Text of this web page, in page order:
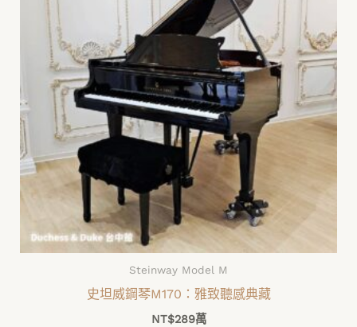
Steinway Model M
史坦威鋼琴M170：雅致聽感典藏
NT$289萬